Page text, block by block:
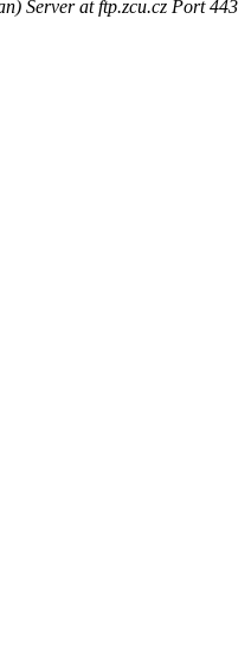
Server at ftp.zcu.cz Port 443